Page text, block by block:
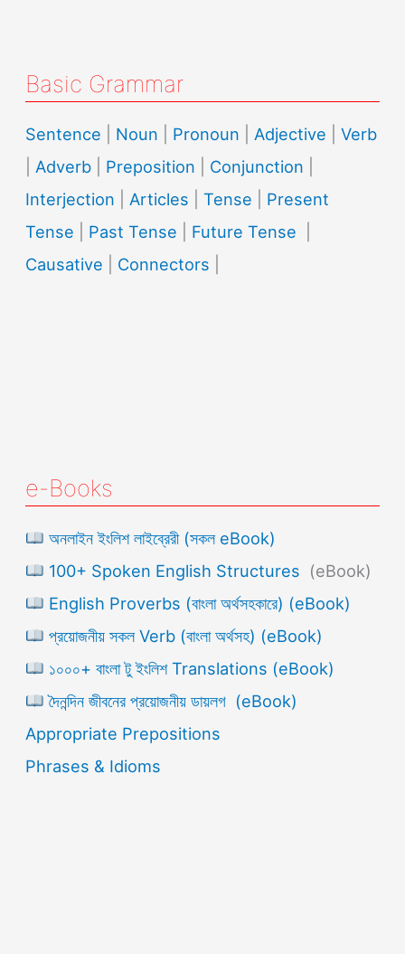
Basic Grammar
Sentence Noun Pronoun Adjective |Verb
Adverb Preposition Conjunction
Interjection
Articles |Tense
Present
Tense
Past Tense Future Tense
Causative
Connectors
e-Books
অনলাইন ইংলিশ লাইব্রেরী (সকল eBook)
100+ Spoken English Structures (eBook)
English Proverbs (বাংলা অর্থসহকারে) (eBook)
প্রয়োজনীয় সকল Verb (বাংলা অর্থসহ) (eBook)
১০০০+ বাংলা টু ইংলিশ Translations (eBook)
দৈনন্দিন জীবনের প্রয়োজনীয় ডায়লগ (eBook)
Appropriate Prepositions
Phrases & Idioms